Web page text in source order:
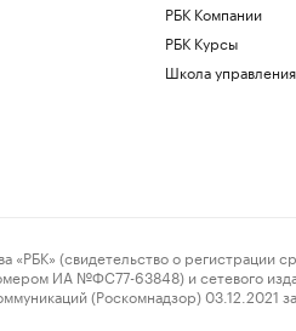
РБК Компании
РБК Курсы
Школа
(свидетельство о регистрации
ИА №ФС77-63848) и сетевого
(Роскомнадзор)